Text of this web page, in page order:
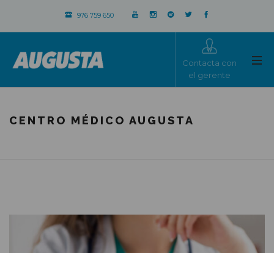
976 759 650
Contacta con
el gerente
CENTRO MÉDICO AUGUSTA